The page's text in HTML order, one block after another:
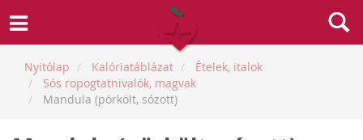
Nyitólap Kalóriatáblázat
Ételek, italok
Sós ropogtatnivalók, magvak
Mandula (pörkölt, sózott)